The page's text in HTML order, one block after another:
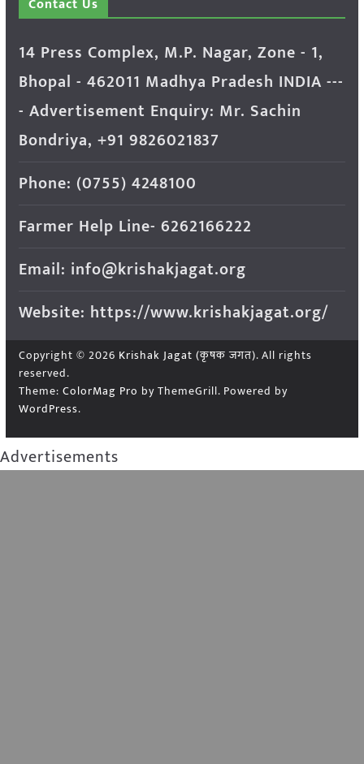
14 Press Complex, M.P. Nagar, Zone - 1,
Bhopal - 462011 Madhya Pradesh INDIA ---
- Advertisement Enquiry: Mr. Sachin
Bondriya, +91 9826021837
Phone: (0755) 4248100
Farmer Help Line- 6262166222
Email: info@krishakjagat.org
Website: https://www.krishakjagat.org/
Copyright © 2026 Krishak Jagat (कृषक जगत). All rights
reserved.
Theme: ColorMag Pro by ThemeGrill. Powered by
WordPress.
Advertisements